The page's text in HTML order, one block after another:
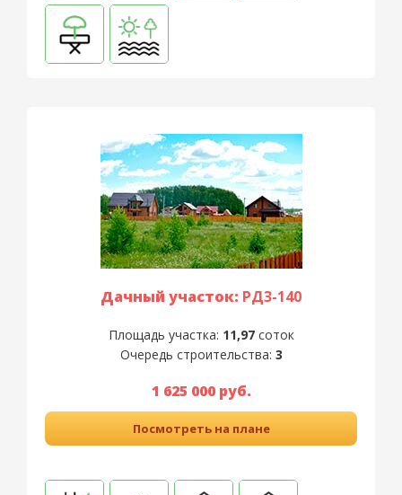
Дачный участок: РД3-140
Площадь участка: 11,97соток
Очередь строительства: 3
1 625 000 руб.
Посмотреть на плане